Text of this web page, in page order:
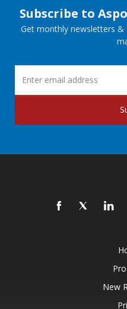
Subscribe to
Get monthly newsletters
New